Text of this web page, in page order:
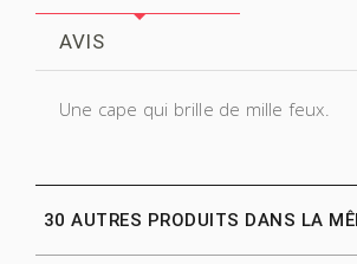
AVIS
Une cape qui brille de mille feux.
30 AUTRES PRODUITS DANS LA